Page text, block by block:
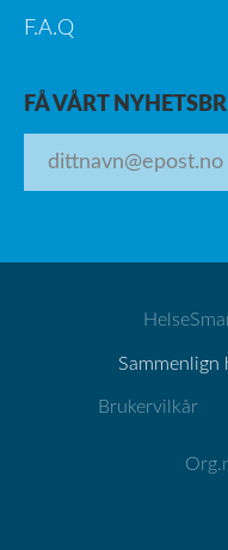
F.A.Q
FÅ VÅRT
Sammenlign
Brukervilkår